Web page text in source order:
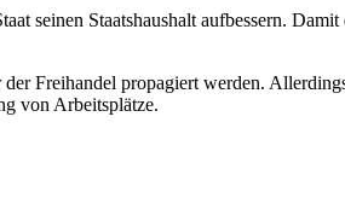
seinen Staatshaushalt aufbessern.
Freihandel propagiert werden.
von Arbeitsplätze.